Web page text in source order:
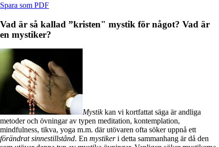
Spara som PDF
Vad är så kallad ”kristen" mystik för något? Vad är
en mystiker?
Mystikkan vi kortfattat säga är andliga
metoder och övningar av typen meditation, kontemplation,
mindfulness, tikva, yoga m.m. där utövaren ofta söker uppnå ett
förändrat sinnestillstånd. En mystikeri detta sammanhang är då den